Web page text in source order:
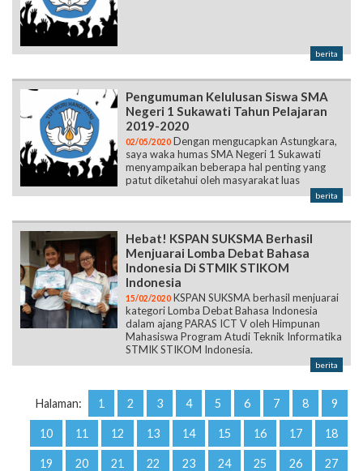
berita
Pengumuman Kelulusan Siswa SMA
Negeri 1 Sukawati Tahun Pelajaran
2019-2020
02/05/2020 Dengan mengucapkan Astungkara,
saya waka humas SMA Negeri 1 Sukawati
menyampaikan beberapa hal penting yang
patut diketahui oleh masyarakat luas
berita
Hebat! KSPAN SUKSMA Berhasil
Menjuarai Lomba Debat Bahasa
Indonesia Di STMIK STIKOM
Indonesia
15/02/2020 KSPAN SUKSMA berhasil menjuarai
kategori Lomba Debat Bahasa Indonesia
dalam ajang PARAS ICT V oleh Himpunan
Mahasiswa Program Atudi Teknik Informatika
STMIK STIKOM Indonesia.
berita
Halaman: 1 2 3 4 5 6 7 8 9
10 11 12 13 14 15 16 17 18
19 20 21 22 23 24 25 26 27